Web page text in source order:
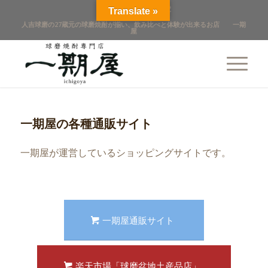
점포 개요
店舖概覽
人吉球磨の27蔵元の球磨焼酎が揃い、飲み比べと体験が出来るお店 一期
屋
一期屋の各種通販サイト
一期屋が運営しているショッピングサイトです。
一期屋通販サイト
Translate »